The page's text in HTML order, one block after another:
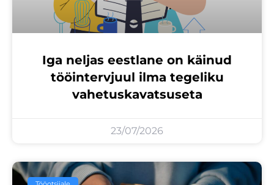
Iga neljas eestlane on käinud
tööintervjuul ilma tegeliku
vahetuskavatsuseta
23/07/2026